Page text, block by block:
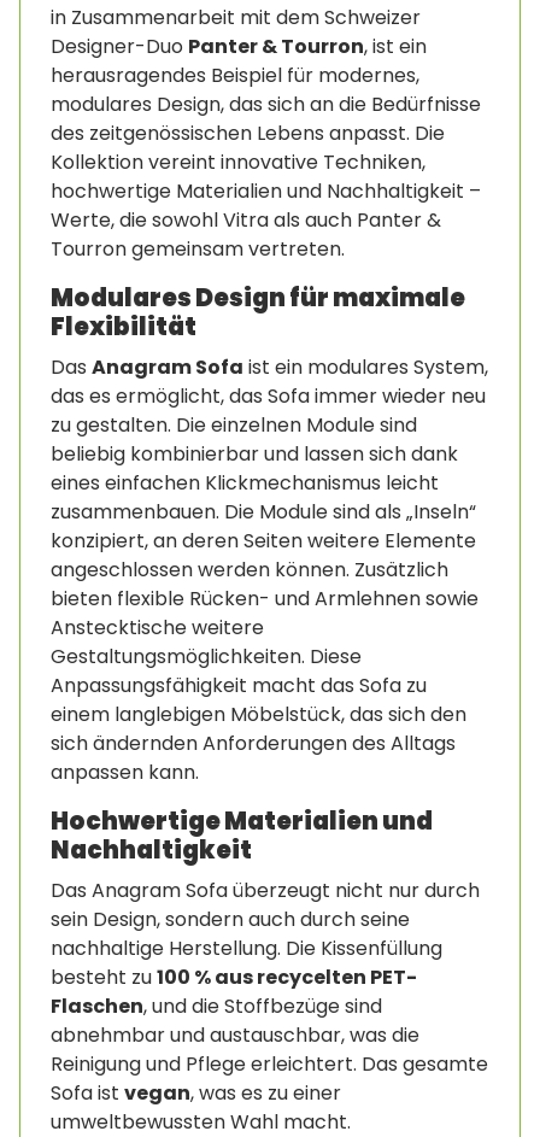
in Zusammenarbeit mit dem Schweizer
Designer-Duo Panter & Tourron, ist ein
herausragendes Beispiel für modernes,
modulares Design, das sich an die Bedürfnisse
des zeitgenössischen Lebens anpasst. Die
Kollektion vereint innovative Techniken,
hochwertige Materialien und Nachhaltigkeit –
Werte, die sowohl Vitra als auch Panter &
Tourron gemeinsam vertreten.
Modulares Design für maximale
Flexibilität
Das Anagram Sofa ist ein modulares System,
das es ermöglicht, das Sofa immer wieder neu
zu gestalten. Die einzelnen Module sind
beliebig kombinierbar und lassen sich dank
eines einfachen Klickmechanismus leicht
zusammenbauen. Die Module sind als „Inseln“
konzipiert, an deren Seiten weitere Elemente
angeschlossen werden können. Zusätzlich
bieten flexible Rücken- und Armlehnen sowie
Anstecktische weitere
Gestaltungsmöglichkeiten. Diese
Anpassungsfähigkeit macht das Sofa zu
einem langlebigen Möbelstück, das sich den
sich ändernden Anforderungen des Alltags
anpassen kann.
Hochwertige Materialien und
Nachhaltigkeit
Das Anagram Sofa überzeugt nicht nur durch
sein Design, sondern auch durch seine
nachhaltige Herstellung. Die Kissenfüllung
besteht zu100 % aus recycelten PET-
Flaschen, und die Stoffbezüge sind
abnehmbar und austauschbar, was die
Reinigung und Pflege erleichtert. Das gesamte
Sofa ist vegan, was es zu einer
umweltbewussten Wahl macht.